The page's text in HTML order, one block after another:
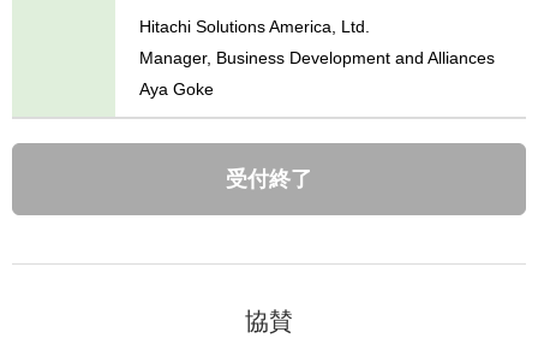
Hitachi Solutions America, Ltd.
Manager, Business Development and Alliances
Aya Goke
受付終了
協賛